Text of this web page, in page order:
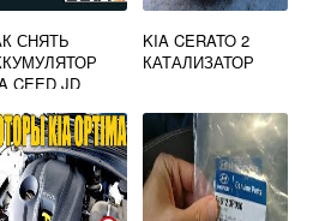
СНЯТЬ
CEED JD
KIA CERATO 2
КАТАЛИЗАТОР